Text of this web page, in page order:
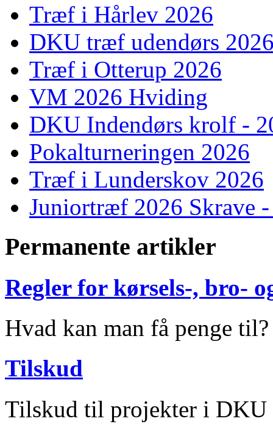
Træf i Hårlev 2026
DKU træf udendørs
Træf i Otterup 2026
VM 2026 Hviding
DKU Indendørs krolf -
Pokalturneringen 2026
Træf i Lunderskov 2026
Juniortræf 2026 Skrave
Permanente artikler
Regler for kørsels-, bro-
Hvad kan man få penge til?
Tilskud
Tilskud til projekter i DKU